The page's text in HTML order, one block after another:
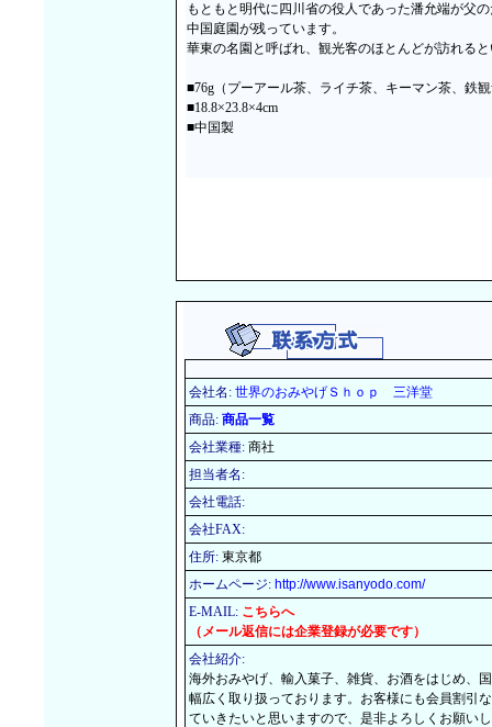
もともと明代に四川省の役人であった潘允端が父
中国庭園が残っています。
華東の名園と呼ばれ、観光客のほとんどが訪れる
■76g（プーアール茶、ライチ茶、キーマン茶、鉄
■18.8×23.8×4cm
■中国製
会社名: 世界のおみやげＳｈｏｐ 三洋堂
商品: 商品一覧
会社業種: 商社
担当者名:
会社電話:
会社FAX:
住所: 東京都
ホームページ: http://www.isanyodo.com/
E-MAIL: こちらへ
（メール返信には企業登録が必要です）
会社紹介:
海外おみやげ、輸入菓子、雑貨、お酒をはじめ、
幅広く取り扱っております。お客様にも会員割引
ていきたいと思いますので、是非よろしくお願い